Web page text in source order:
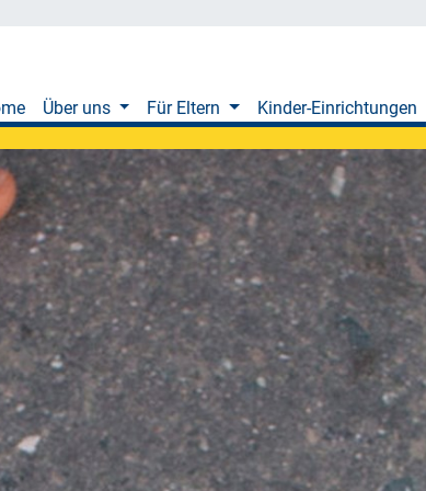
Über uns Für Eltern Kinder-Einrichtungen